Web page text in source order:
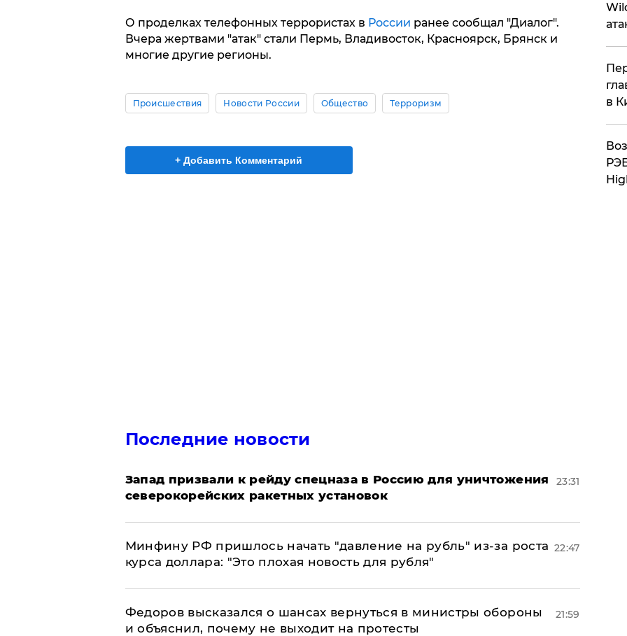
О проделках телефонных террористах в России ранее сообщал "Диалог".
Вчера жертвами "атак" стали Пермь, Владивосток, Красноярск, Брянск и
многие другие регионы.
Происшествия Новости России Общество Терроризм
+ Добавить Комментарий
Последние новости
Запад призвали к рейду спецназа в Россию для уничтожения
северокорейских ракетных установок
23:31
Минфину РФ пришлось начать "давление на рубль" из-за роста
курса доллара: "Это плохая новость для рубля"
22:47
Федоров высказался о шансах вернуться в министры обороны
и объяснил, почему не выходит на протесты
21:59
в